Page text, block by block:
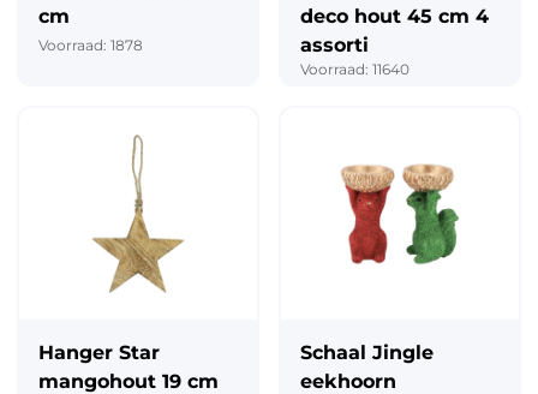
cm
Voorraad: 1878
deco hout 45 cm 4
assorti
Voorraad: 11640
Hanger Star
mangohout 19 cm
Schaal Jingle
eekhoorn